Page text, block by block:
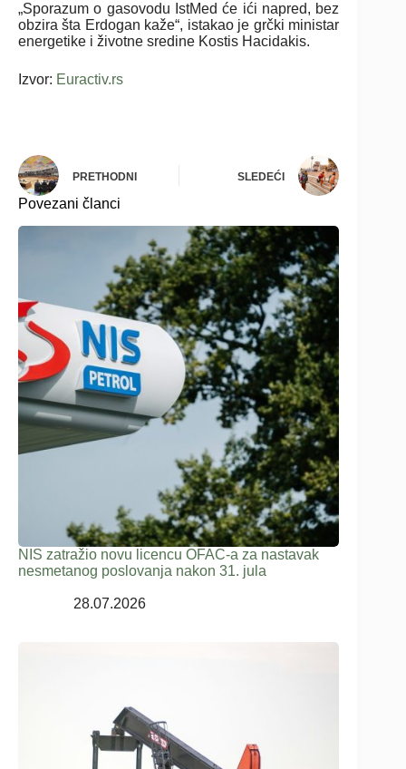
„Sporazum o gasovodu IstMed će ići napred, bez
obzira šta Erdogan kaže“, istakao je grčki ministar
energetike i životne sredine Kostis Hacidakis.
Izvor: Euractiv.rs
PRETHODNI SLEDEĆI
Povezani članci
NIS zatražio novu licencu OFAC-a za nastavak
nesmetanog poslovanja nakon 31. jula
28.07.2026